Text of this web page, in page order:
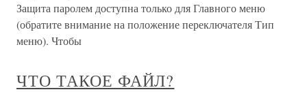
Защита паролем доступна только для Главного меню
(обратите внимание на положение переключателя Тип
меню). Чтобы
ЧТО ТАКОЕ ФАЙЛ?